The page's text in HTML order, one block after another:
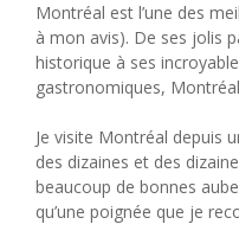
Montréal est l’une des
à mon avis). De ses jolis
historique à ses
gastronomiques,
Je visite Montréal depuis
des dizaines et des
beaucoup de bonnes
qu’une poignée que je